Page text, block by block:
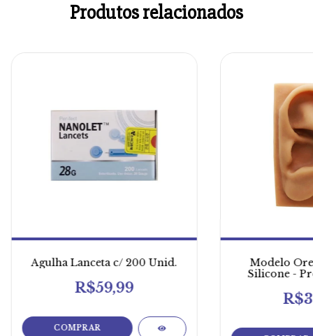
Produtos relacionados
Agulha Lanceta c/ 200 Unid.
R$59,99
Modelo
Silicone -